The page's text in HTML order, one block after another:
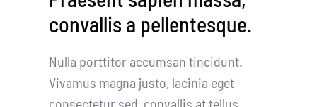
convallis a pellentesque.
Nulla porttitor accumsan tincidunt.
Vivamus magna justo, lacinia eget
consectetur sed, convallis at tellus.